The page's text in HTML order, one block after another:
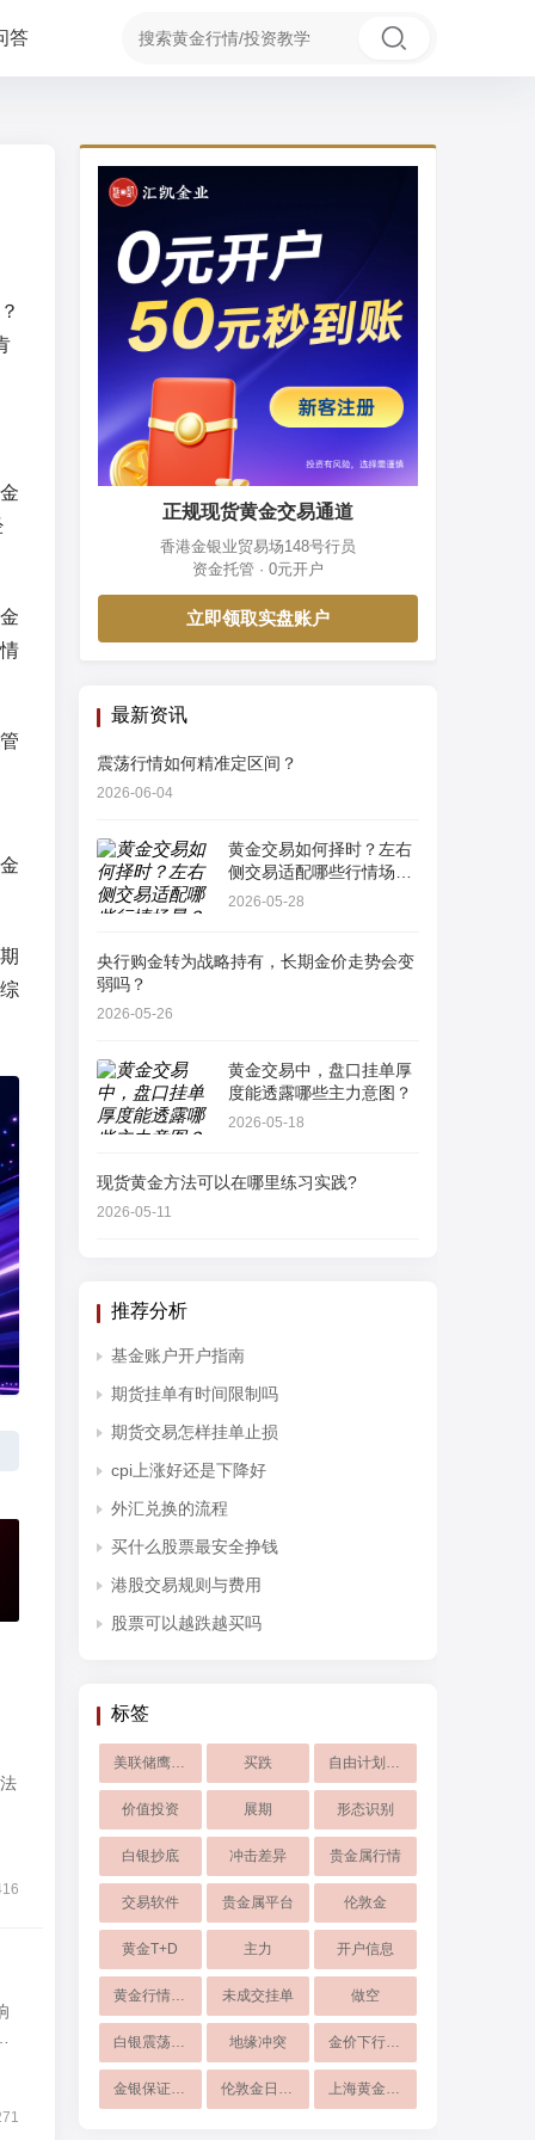
答
正规现货黄金交易通道
香港金银业贸易场148号行员
资金托管 · 0元开户
立即领取实盘账户
最新资讯
震荡行情如何精准定区间？
2026-06-04
黄金交易如何择时？左右
侧交易适配哪些行情场
景？
2026-05-28
央行购金转为战略持有，长期金价走势会变
弱吗？
2026-05-26
黄金交易中，盘口挂单厚
度能透露哪些主力意图？
2026-05-18
现货黄金方法可以在哪里练习实践?
2026-05-11
推荐分析
基金账户开户指南
期货挂单有时间限制吗
期货交易怎样挂单止损
cpi上涨好还是下降好
外汇兑换的流程
买什么股票最安全挣钱
港股交易规则与费用
股票可以越跌越买吗
标签
美联储鹰派表态 买跌 自由计划暂停
价值投资 展期 形态识别
白银抄底 冲击差异 贵金属行情
交易软件 贵金属平台 伦敦金
黄金T+D 主力 开户信息
黄金行情大涨 未成交挂单 做空
白银震荡行情 地缘冲突 金价下行风险
金银保证金下调 伦敦金日内操作 上海黄金交易所